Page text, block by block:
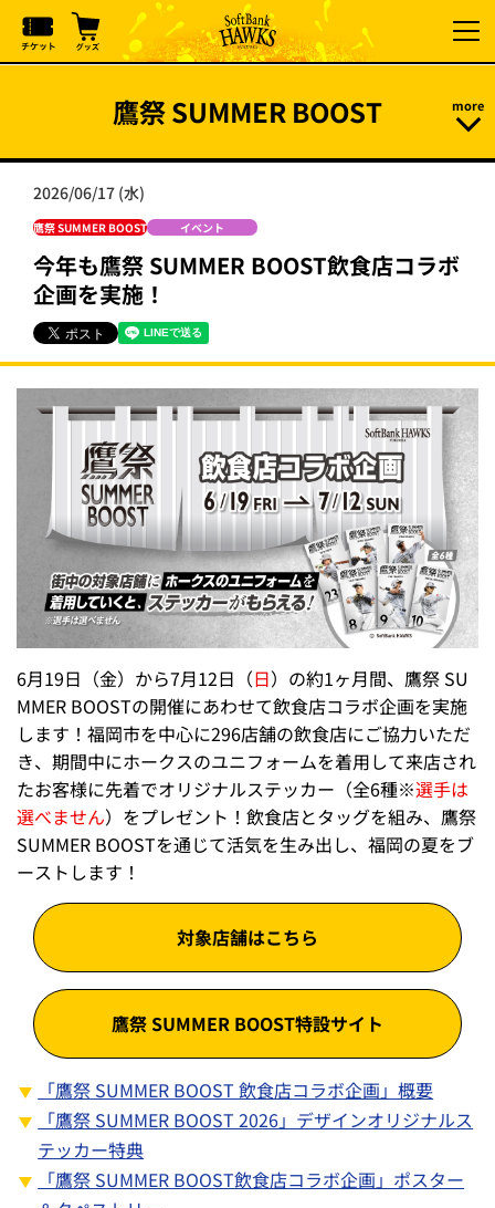
鷹祭 SUMMER BOOST
2026/06/17 (水)
鷹祭 SUMMER BOOST イベント
今年も鷹祭 SUMMER BOOST飲食店コラボ
企画を実施！
6月19日（金）から7月12日（日）の約1ヶ月間、鷹祭 SU
MMER BOOSTの開催にあわせて飲食店コラボ企画を実施
します！福岡市を中心に296店舗の飲食店にご協力いただ
き、期間中にホークスのユニフォームを着用して来店され
たお客様に先着でオリジナルステッカー（全6種※選手は
選べません）をプレゼント！飲食店とタッグを組み、鷹祭
SUMMER BOOSTを通じて活気を生み出し、福岡の夏をブ
ーストします！
対象店舗はこちら
鷹祭 SUMMER BOOST特設サイト
「鷹祭 SUMMER BOOST 飲食店コラボ企画」概要
「鷹祭 SUMMER BOOST 2026」デザインオリジナルス
テッカー特典
「鷹祭 SUMMER BOOST飲食店コラボ企画」ポスター